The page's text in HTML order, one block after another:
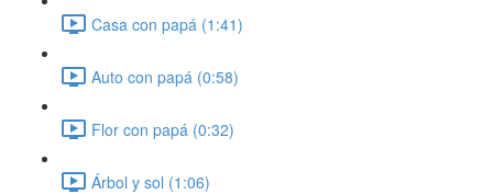
Casa con papá (1:41)
Auto con papá (0:58)
Flor con papá (0:32)
Árbol y sol (1:06)